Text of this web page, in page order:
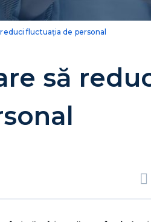
fluctuația de personal
să